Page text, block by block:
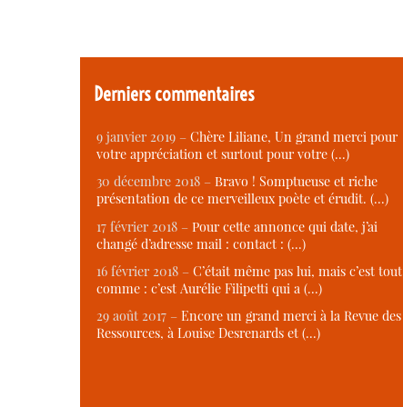
Derniers commentaires
9 janvier 2019 – Chère Liliane, Un grand merci pour
votre appréciation et surtout pour votre (…)
30 décembre 2018 – Bravo ! Somptueuse et riche
présentation de ce merveilleux poète et érudit. (…)
17 février 2018 – Pour cette annonce qui date, j’ai
changé d’adresse mail : contact : (…)
16 février 2018 – C’était même pas lui, mais c’est tout
comme : c’est Aurélie Filipetti qui a (…)
29 août 2017 – Encore un grand merci à la Revue des
Ressources, à Louise Desrenards et (…)